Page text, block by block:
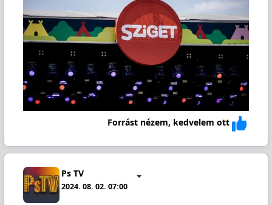
Forrást nézem, kedvelem ott
Ps TV
2024. 08. 02. 07:00